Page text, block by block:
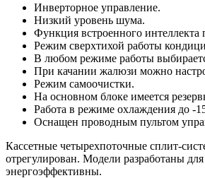
Инверторное управление.
Низкий уровень шума.
Функция встроенного интеллекта
Режим сверхтихой работы
В любом режиме работы
При качании жалюзи можно
Режим самоочистки.
На основном блоке имеется
Работа в режиме охлаждения до -
Оснащен проводным пультом
Кассетные четырехпоточные сплит-
отрегулирован. Модели разработаны
энергоэффективны.